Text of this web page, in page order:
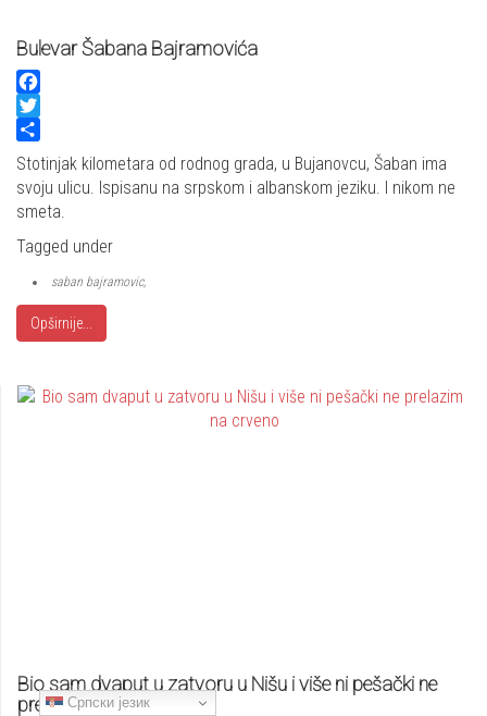
Српски језик
Bulevar Šabana Bajramovića
Facebook
Twitter
Share
Stotinjak kilometara od rodnog grada, u Bujanovcu, Šaban ima
svoju ulicu. Ispisanu na srpskom i albanskom jeziku. I nikom ne
smeta.
Tagged under
saban bajramovic,
Opširnije...
Bio sam dvaput u zatvoru u Nišu i više ni pešački ne
prelazim na crveno